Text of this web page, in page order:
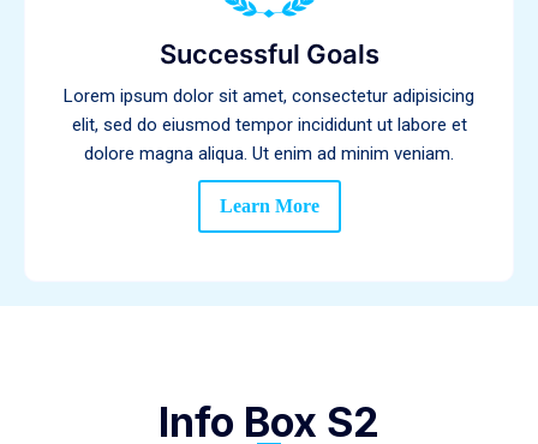
Successful Goals
Lorem ipsum dolor sit amet, consectetur adipisicing
elit, sed do eiusmod tempor incididunt ut labore et
dolore magna aliqua. Ut enim ad minim veniam.
Learn More
Info Box S2